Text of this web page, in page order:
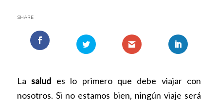
SHARE
Lasalud es lo primero que debe viajar con
nosotros. Si no estamos bien, ningún viaje será